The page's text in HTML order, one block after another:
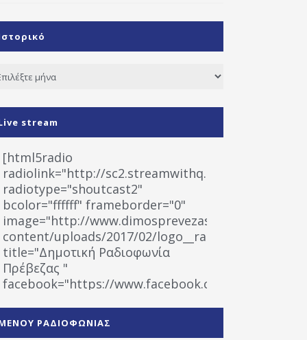
stream
[html5radio
radiolink="http://sc2.streamwithq.com:8028/
radiotype="shoutcast2"
bcolor="ffffff" frameborder="0"
image="http://www.dimosprevezas.gr/wp-
content/uploads/2017/02/logo__radiofonias.jpg"
title="Δημοτική Ραδιοφωνία
Πρέβεζας "
facebook="https://www.facebook.com/
1531194763766854/" artist="" ]
ΡΑΔΙΟΦΩΝΙΑΣ